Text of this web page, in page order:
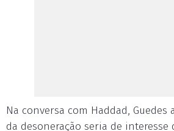
Na conversa com Haddad,
da desoneração seria de interesse